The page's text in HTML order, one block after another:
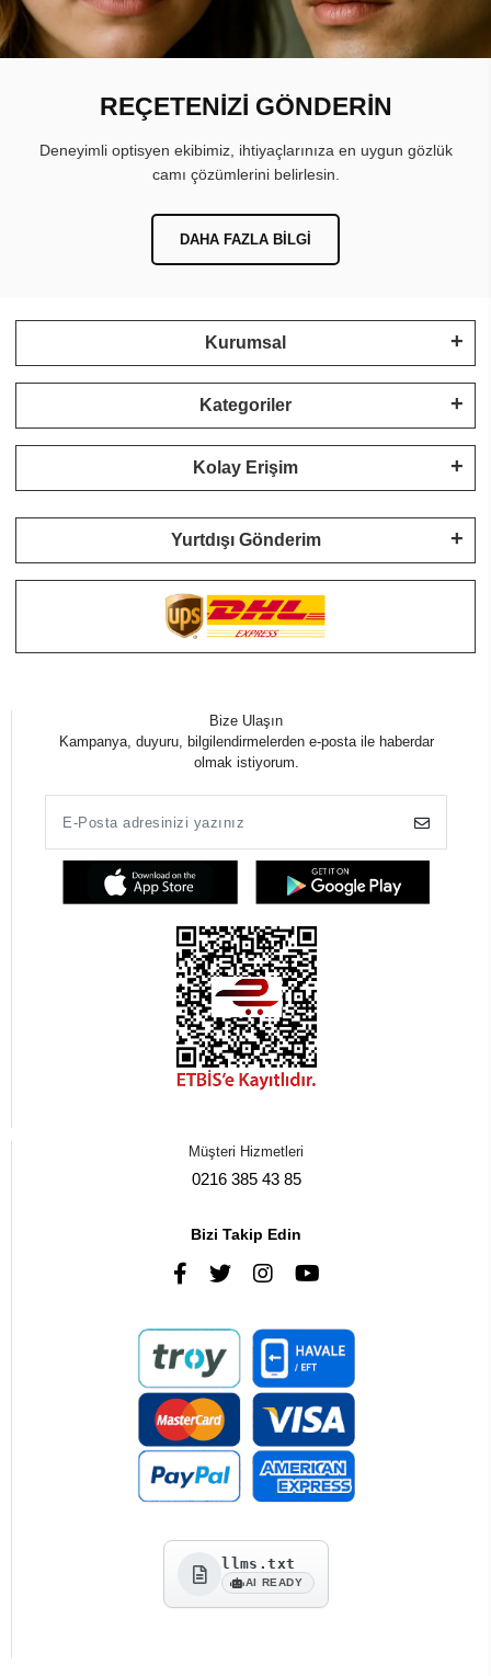
REÇETENİZİ GÖNDERİN
Deneyimli optisyen ekibimiz, ihtiyaçlarınıza en uygun gözlük
camı çözümlerini belirlesin.
DAHA FAZLA BILGI
Kurumsal
Kategoriler
Kolay Erişim
Yurtdışı Gönderim
Bize Ulaşın
Kampanya, duyuru, bilgilendirmelerden e-posta ile haberdar
olmak istiyorum.
Müşteri Hizmetleri
0216 385 43 85
Bizi Takip Edin
llms.txt
AI READY